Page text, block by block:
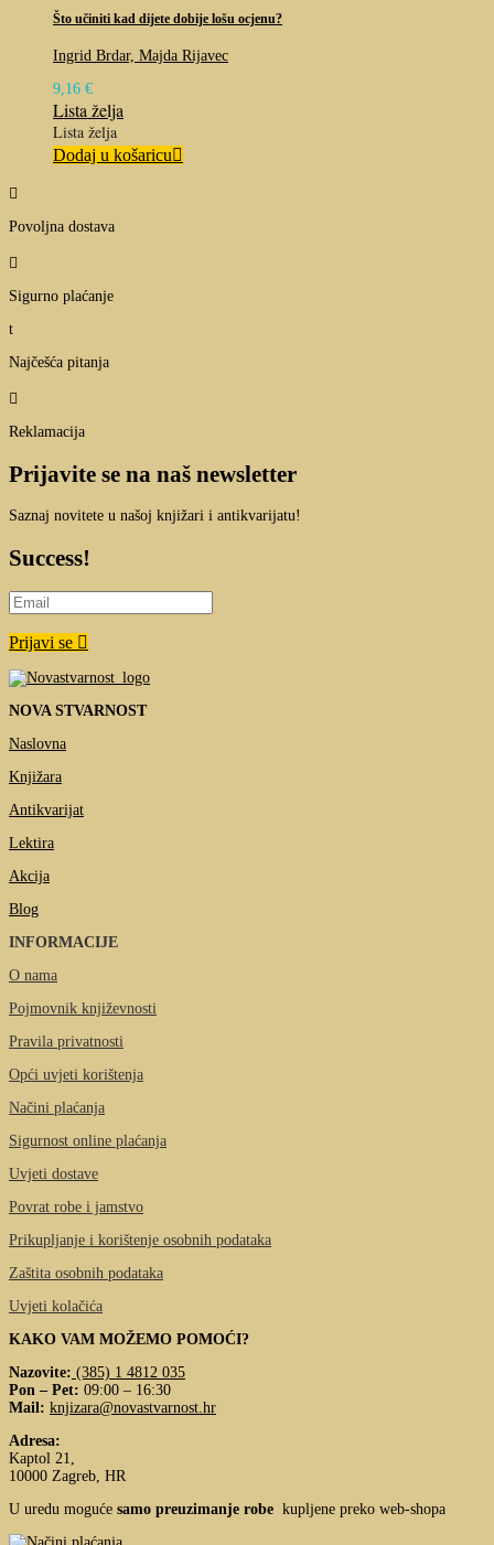
Što učiniti kad dijete dobije lošu ocjenu?
Ingrid Brdar, Majda Rijavec
9,16 €
Lista želja
Lista želja
Dodaj u košaricu

Povoljna dostava

Sigurno plaćanje
t
Najčešća pitanja

Reklamacija
Prijavite se na naš newsletter
Saznaj novitete u našoj knjižari i antikvarijatu!
Success!
Prijavi se
NOVA STVARNOST
Naslovna
Knjižara
Antikvarijat
Lektira
Akcija
Blog
INFORMACIJE
O nama
Pojmovnik književnosti
Pravila privatnosti
Opći uvjeti korištenja
Načini plaćanja
Sigurnost online plaćanja
Uvjeti dostave
Povrat robe i jamstvo
Prikupljanje i korištenje osobnih podataka
Zaštita osobnih podataka
Uvjeti kolačića
KAKO VAM MOŽEMO POMOĆI?
Nazovite: (385) 1 4812 035
Pon – Pet: 09:00 – 16:30
Mail: knjizara@novastvarnost.hr
Adresa:
Kaptol 21,
10000 Zagreb, HR
U uredu moguće samo preuzimanje robe kupljene preko web-shopa